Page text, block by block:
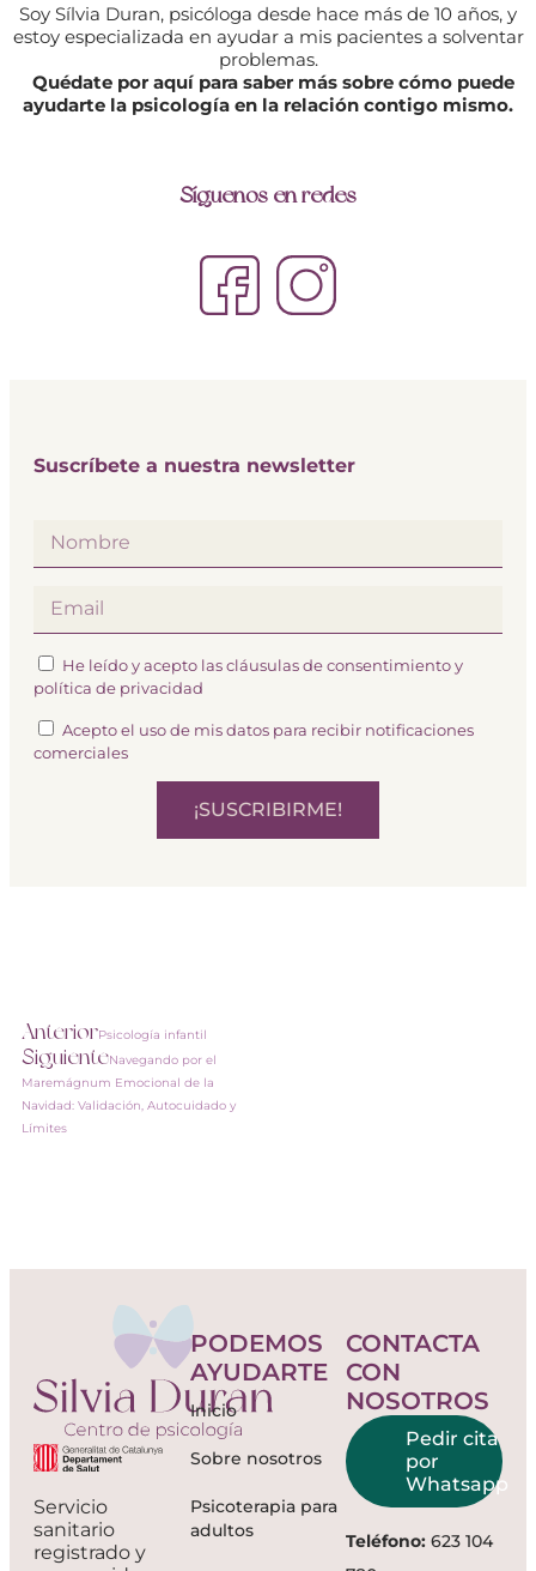
Soy Sílvia Duran, psicóloga desde hace más de 10 años, y
estoy especializada en ayudar a mis pacientes a solventar
problemas.
Quédate por aquí para saber más sobre cómo puede
ayudarte la psicología en la relación contigo mismo.
Síguenos en redes
Suscríbete a nuestra newsletter
He leído y acepto las cláusulas de consentimiento y
política de privacidad
Acepto el uso de mis datos para recibir notificaciones
comerciales
¡SUSCRIBIRME!
AnteriorPsicología infantil
SiguienteNavegando por el
Maremágnum Emocional de la
Navidad: Validación, Autocuidado y
Límites
Servicio
sanitario
registrado y
PODEMOS
AYUDARTE
Inicio
Sobre nosotros
Psicoterapia para
adultos
CONTACTA
CON
NOSOTROS
Pedir cita
por
Whatsapp
Teléfono: 623 104